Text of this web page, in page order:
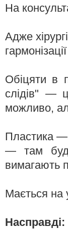
На
Адже
Обіцяти в
слідів" —
можливо,
Пластика —
— там
вимагають
Мається на
Насправді: